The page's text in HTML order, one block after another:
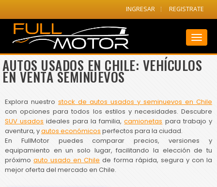
INGRESAR REGISTRATE
AUTOS USADOS EN CHILE: VEHÍCULOS
EN VENTA SEMINUEVOS
Explora nuestro stock de autos usados y seminuevos en Chile
con opciones para todos los estilos y necesidades. Descubre
SUV usados ideales para la familia,camionetas para trabajo y
aventura, yautos económicos perfectos para la ciudad.
En FullMotor puedes comparar precios, versiones y
equipamiento en un solo lugar, facilitando la elección de tu
próximoauto usado en Chile de forma rápida, segura y con la
mejor oferta del mercado en Chile.